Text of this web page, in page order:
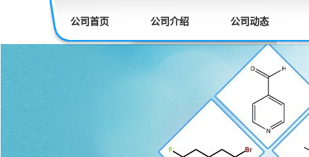
公司首页 公司介绍 公司动态